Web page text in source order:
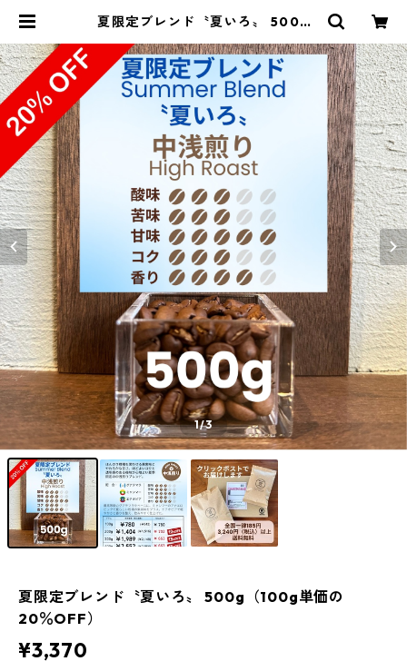
夏限定ブレンド〝夏いろ〟 500g
琲
1/3
夏限定ブレンド〝夏いろ〟 500g（100g単価の
20％OFF）
¥3,370